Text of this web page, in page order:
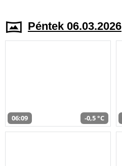
Péntek 06.03.2026
06:09 -0,5 °C